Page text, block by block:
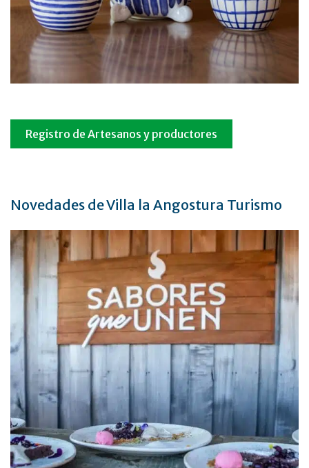
Registro de Artesanos y productores
Novedades de Villa la Angostura Turismo